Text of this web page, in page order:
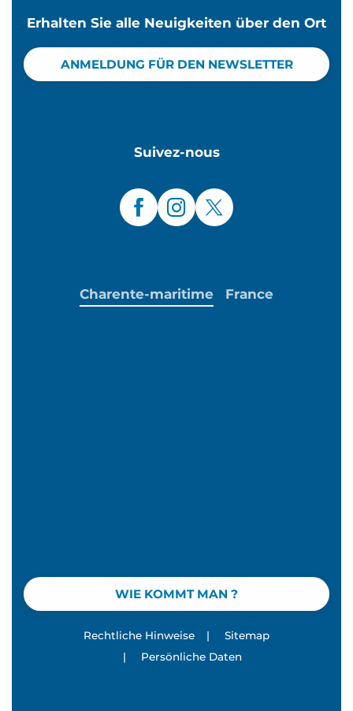
Erhalten Sie alle Neuigkeiten über den Ort
ANMELDUNG FÜR DEN NEWSLETTER
Suivez-nous
WIE KOMMT MAN ?
Charente-maritime France
Rechtliche Hinweise |
Sitemap
|
Persönliche Daten